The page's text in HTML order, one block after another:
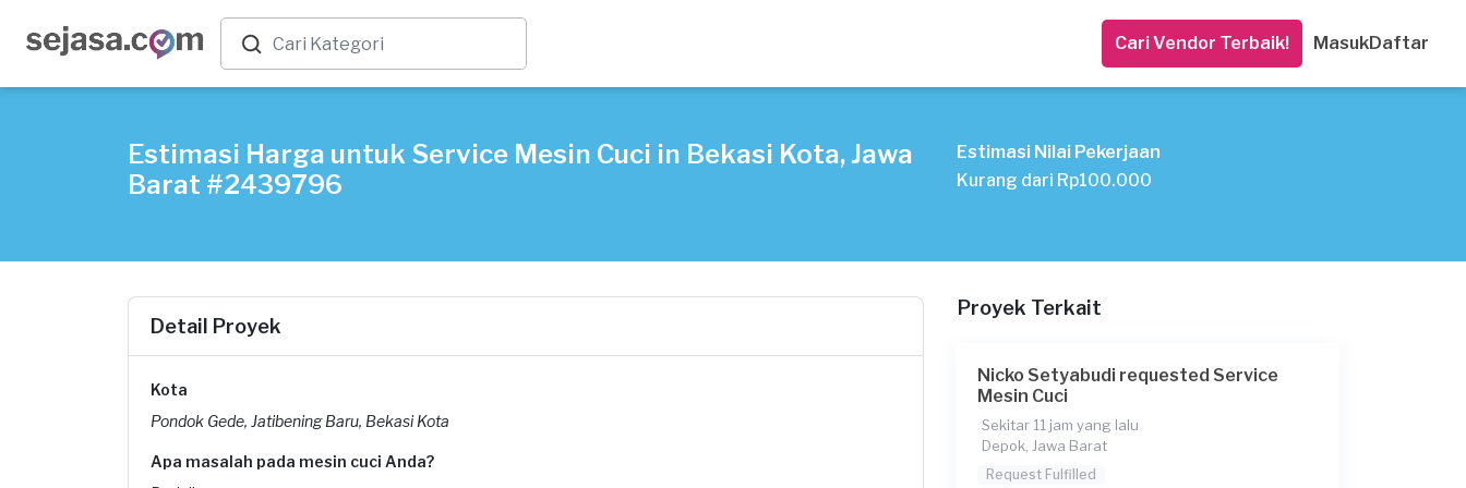
Cari Vendor Terbaik! MasukDaftar
Estimasi Harga untuk Service Mesin Cuci in Bekasi Kota, Jawa
Barat #2439796
Estimasi Nilai Pekerjaan
Kurang dari Rp100.000
Detail Proyek
Kota
Pondok Gede, Jatibening Baru, Bekasi Kota
Apa masalah pada mesin cuci Anda?
Proyek Terkait
Nicko Setyabudi requested Service
Mesin Cuci
Sekitar 11 jam yang lalu
Depok, Jawa Barat
Request Fulfilled